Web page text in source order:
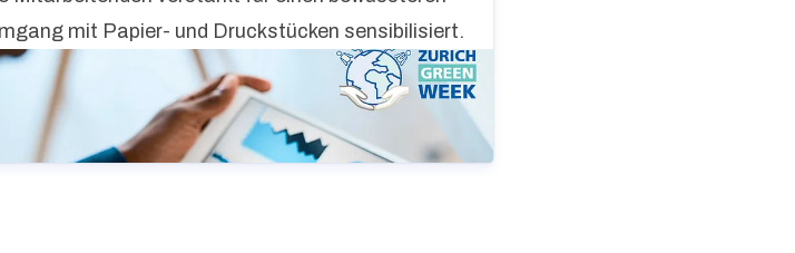
mit Papier- und Druckstücken sensibilisiert.